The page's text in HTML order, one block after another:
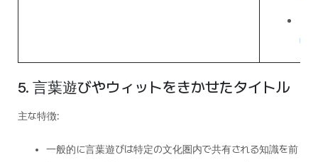
5. 言葉遊びやウィットをきかせたタイトル
主な特徴:
一般的に言葉遊びは特定の文化圏内で共有される知識を前